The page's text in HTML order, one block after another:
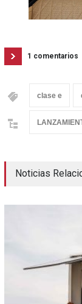
1 comentarios
clase e
Noticias